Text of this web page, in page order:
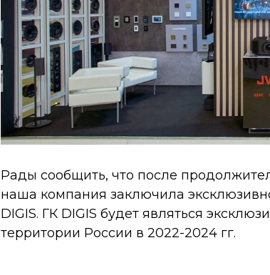
Рады сообщить, что после
наша компания заключила
DIGIS. ГК DIGIS будет являться
территории России в 2022-2024 гг.